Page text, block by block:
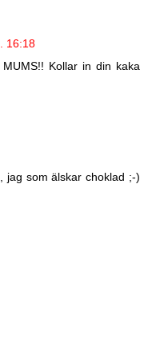
16:18
Kollar in din kaka
jag som älskar choklad ;-)